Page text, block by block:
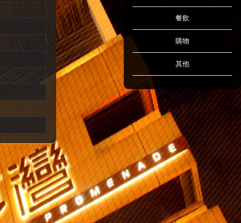
餐飲
購物
其他